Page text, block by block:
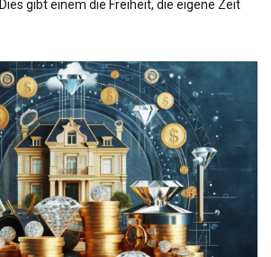
gibt einem die Freiheit, die eigene Zeit